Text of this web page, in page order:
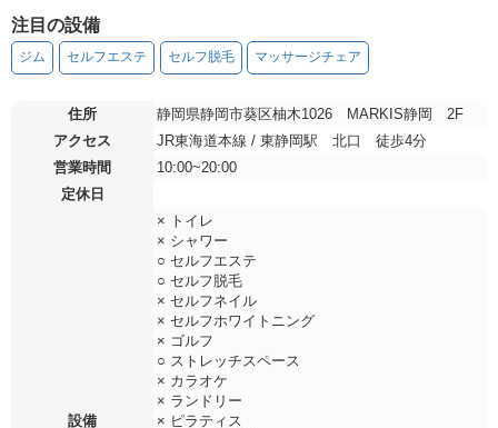
注目の設備
ジム セルフエステ セルフ脱毛 マッサージチェア
住所
静岡県静岡市葵区柚木1026 MARKIS静岡 2F
アクセス
JR東海道本線 / 東静岡駅 北口 徒歩4分
営業時間
10:00~20:00
定休日
設備
× トイレ
× シャワー
○ セルフエステ
○ セルフ脱毛
× セルフネイル
× セルフホワイトニング
× ゴルフ
○ ストレッチスペース
× カラオケ
× ランドリー
× ピラティス